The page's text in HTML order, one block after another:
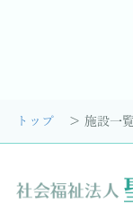
トップ 施設一覧